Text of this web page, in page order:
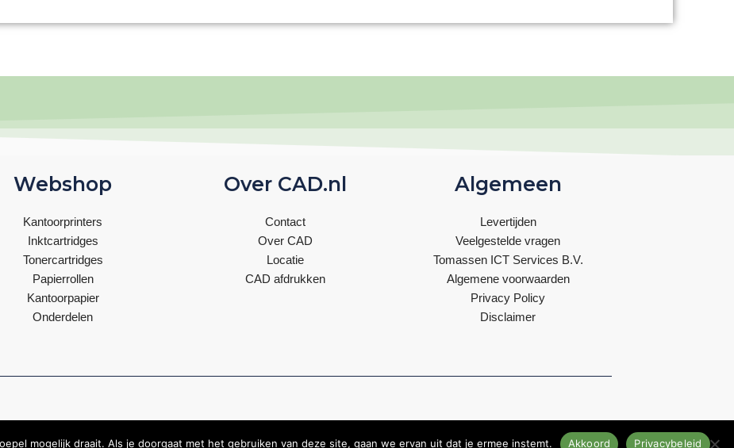
Webshop
Kantoorprinters
Inktcartridges
Tonercartridges
Papierrollen
Kantoorpapier
Onderdelen
Over CAD.nl
Contact
Over CAD
Locatie
CAD afdrukken
Algemeen
Levertijden
Veelgestelde vragen
Tomassen ICT Services B.V.
Algemene voorwaarden
Privacy Policy
Disclaimer
mogelijk draait. Als je doorgaat met het gebruiken van deze site, gaan we ervan uit dat je ermee instemt. Akkoord Privacybeleid